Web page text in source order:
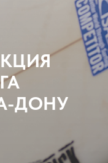
ДОНУ